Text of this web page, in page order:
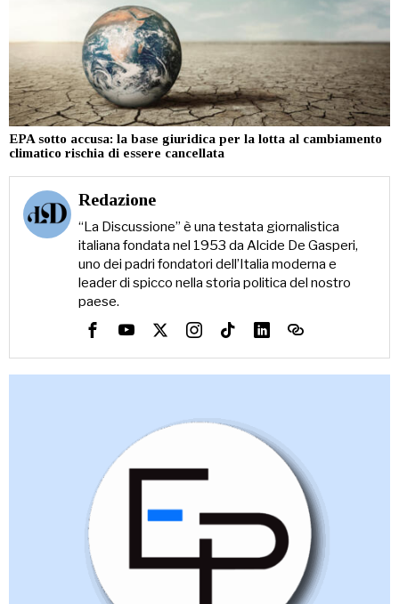
EPA sotto accusa: la base giuridica per la lotta al cambiamento
climatico rischia di essere cancellata
Redazione
“La Discussione” è una testata giornalistica
italiana fondata nel 1953 da Alcide De Gasperi,
uno dei padri fondatori dell’Italia moderna e
leader di spicco nella storia politica del nostro
paese.